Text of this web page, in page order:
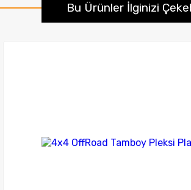
Bu Ürünler İlginizi